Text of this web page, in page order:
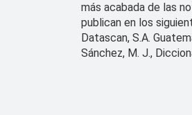
más acabada de las
publican en los
Datascan, S.A.
Sánchez, M. J.,